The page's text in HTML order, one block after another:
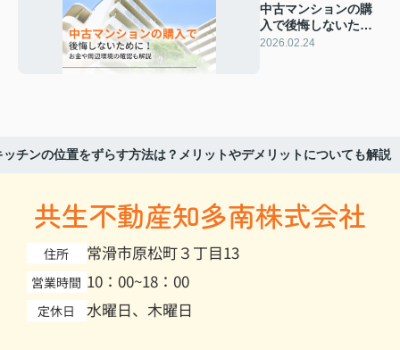
中古マンションの購
入で後悔しないため
に！お金や周辺環境
2026.02.24
ッチンの位置をずらす方法は？メリットやデメリットについても解説
共生不動産知多南株式会社
住所 常滑市原松町３丁目13
営業時間 10：00~18：00
定休日 水曜日、木曜日